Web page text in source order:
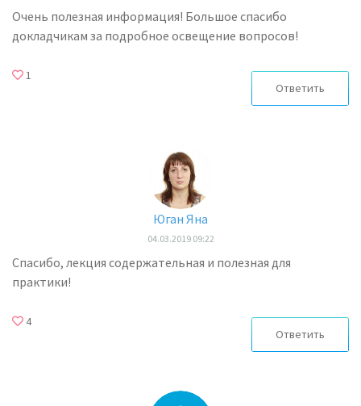
Очень полезная информация! Большое спасибо
докладчикам за подробное освещение вопросов!
1
Ответить
Юган Яна
04.03.2019 09:22
Спасибо, лекция содержательная и полезная для
практики!
4
Ответить